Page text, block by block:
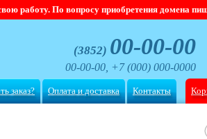
работу. По вопросу приобретения домена
(3852) 00-00-00
00-00-00, +7 (000) 000-0000
заказ? Оплата и доставка Контакты